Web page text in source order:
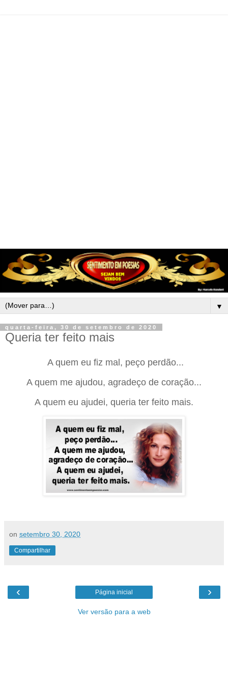
▼
quarta-feira, 30 de setembro de 2020
Queria ter feito mais
A quem eu fiz mal, peço perdão...
A quem me ajudou, agradeço de coração...
A quem eu ajudei, queria ter feito mais.
on setembro 30, 2020
Compartilhar
‹ ›
Página inicial
Ver versão para a web